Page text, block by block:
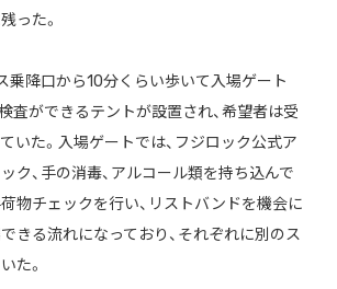
った。
乗降口から10分くらい歩いて入場ゲート
査ができるテントが設置され、希望者は受
いた。入場ゲートでは、フジロック公式ア
ク、手の消毒、アルコール類を持ち込んで
物チェックを行い、リストバンドを機会に
きる流れになっており、それぞれに別のス
た。